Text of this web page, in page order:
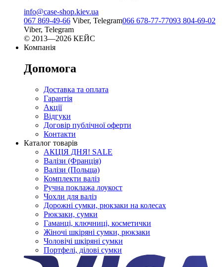
info@case-shop.kiev.ua
067 869-49-66 Viber, Telegram066 678-77-77093 804-69-02
Viber, Telegram
© 2013—2026 КЕЙС
Компанія
Допомога
Доставка та оплата
Гарантія
Акції
Відгуки
Договір публічної оферти
Контакти
Каталог товарів
АКЦІЯ ДНЯ! SALE
Валізи (Франція)
Валізи (Польща)
Комплекти валіз
Ручна поклажа лоукост
Чохли для валіз
Дорожні сумки, рюкзаки на колесах
Рюкзаки, сумки
Гаманці, ключниці, косметички
Жіночі шкіряні сумки, рюкзаки
Чоловічі шкіряні сумки
Портфелі, ділові сумки